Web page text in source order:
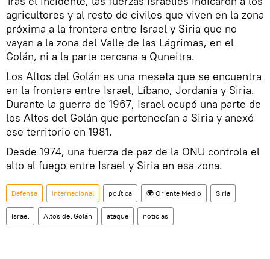
agricultores y al resto de civiles que viven en la zona
próxima a la frontera entre Israel y Siria que no
vayan a la zona del Valle de las Lágrimas, en el
Golán, ni a la parte cercana a Quneitra.
Los Altos del Golán es una meseta que se encuentra
en la frontera entre Israel, Líbano, Jordania y Siria.
Durante la guerra de 1967, Israel ocupó una parte de
los Altos del Golán que pertenecían a Siria y anexó
ese territorio en 1981.
Desde 1974, una fuerza de paz de la ONU controla el
alto al fuego entre Israel y Siria en esa zona.
Defensa Internacional política 🌍 Oriente Medio Siria
Israel Altos del Golán ataque noticias